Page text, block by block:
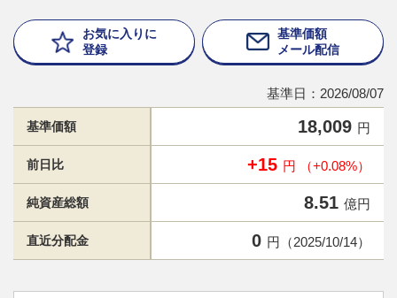
お気に入りに
登録
基準価額
メール配信
基準日：2026/08/07
基準価額 18,009 円
前日比 +15 円 （+0.08%）
純資産総額 8.51 億円
直近分配金 0 円（2025/10/14）